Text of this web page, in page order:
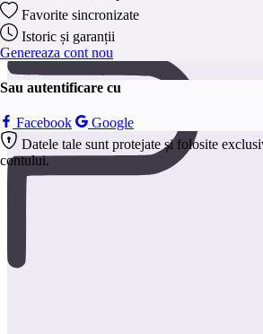
Salveaza
Favorite sincronizate
Istoric și garanții
Genereaza cont nou
Sau autentificare cu
Facebook
Google
Datele tale sunt protejate și folosite
contului.